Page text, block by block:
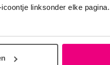
linksonder elke